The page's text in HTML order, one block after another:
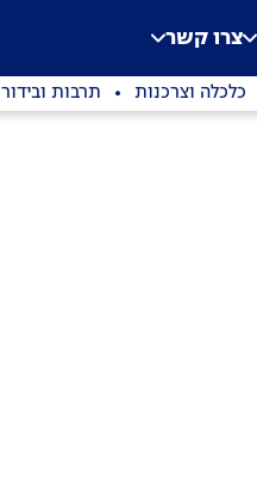
צרו קשר
כלכלה וצרכנות תרבות ובידור